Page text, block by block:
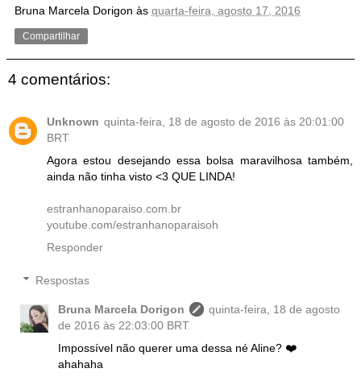
Bruna Marcela Dorigon às quarta-feira, agosto 17, 2016
Compartilhar
4 comentários:
Unknown quinta-feira, 18 de agosto de 2016 às 20:01:00
BRT
Agora estou desejando essa bolsa maravilhosa também,
ainda não tinha visto <3 QUE LINDA!
estranhanoparaiso.com.br
youtube.com/estranhanoparaisoh
Responder
Respostas
Bruna Marcela Dorigon
quinta-feira, 18 de agosto
de 2016 às 22:03:00 BRT
Impossível não querer uma dessa né Aline? ❤️
ahahaha